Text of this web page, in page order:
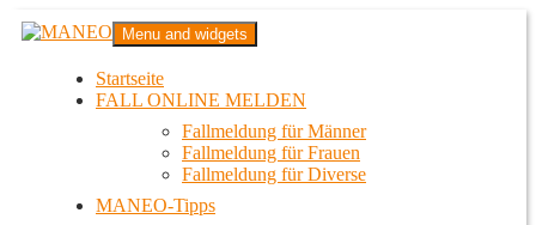
Zum
InhaltMANEO
Das schwule Anti-Gewalt-Projekt in Berlin
Menu and widgets
Startseite
FALL ONLINE MELDEN
Fallmeldung für Männer
Fallmeldung für Frauen
Fallmeldung für Diverse
MANEO-Tipps